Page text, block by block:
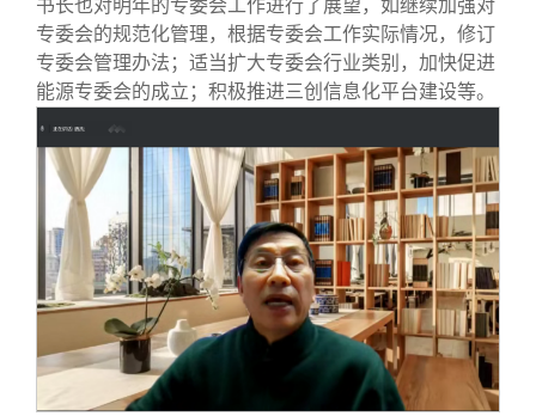
书长也对明年的专委会工作进行了展望，如继续加强对
专委会的规范化管理，根据专委会工作实际情况，修订
专委会管理办法；适当扩大专委会行业类别，加快促进
能源专委会的成立；积极推进三创信息化平台建设等。